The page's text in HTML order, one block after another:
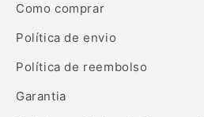
Como comprar
Política de envio
Política de reembolso
Garantia